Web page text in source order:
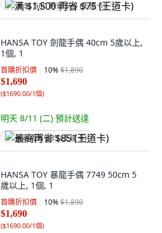
满 $1,500 再省 $75 (王道卡)
HANSA TOY 劍龍手偶 40cm 5歲以上,
1個, 1
首購折扣價 10%$1,890
$1,690
($1690.00/1個)
明天 8/11 (二) 預計送達
最高再省 $85 (王道卡)
HANSA TOY 暴龍手偶 7749 50cm 5
歲以上, 1個, 1
首購折扣價 10%$1,890
$1,690
($1690.00/1個)